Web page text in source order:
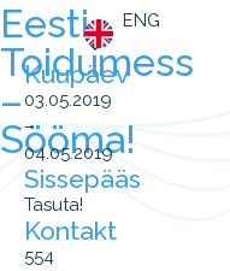
ENG
Eesti
Toidumess
–
Sööma!
Kuupäev
03.05.2019
–
04.05.2019
Sissepääs
Tasuta!
Kontakt
554